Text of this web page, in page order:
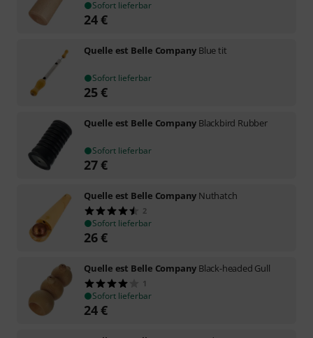
Sofort lieferbar
24€
Quelle est Belle Company Blue tit
Sofort lieferbar
25€
Quelle est Belle Company Blackbird Rubber
Sofort lieferbar
27€
Quelle est Belle Company Nuthatch
2
Sofort lieferbar
26€
Quelle est Belle Company Black-headed Gull
1
Sofort lieferbar
24€